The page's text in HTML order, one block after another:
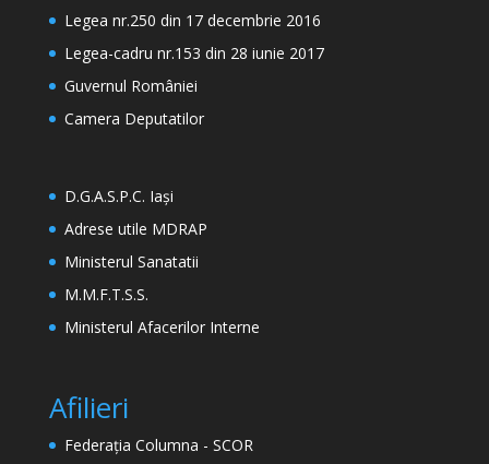
Legea nr.250 din 17 decembrie 2016
Legea-cadru nr.153 din 28 iunie 2017
Guvernul României
Camera Deputatilor
D.G.A.S.P.C. Iași
Adrese utile MDRAP
Ministerul Sanatatii
M.M.F.T.S.S.
Ministerul Afacerilor Interne
Afilieri
Federația Columna - SCOR